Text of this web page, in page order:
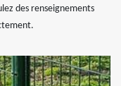
des renseignements